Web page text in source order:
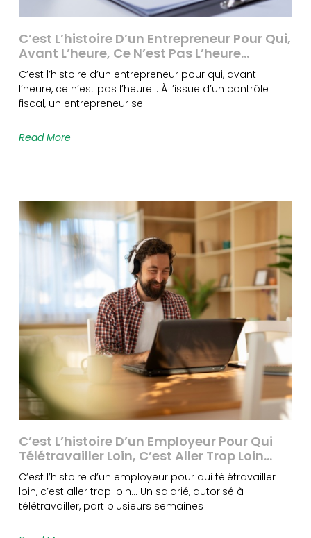
C’est L’histoire D’un Entrepreneur Pour Qui,
Avant L’heure, Ce N’est Pas L’heure…
C’est l’histoire d’un entrepreneur pour qui, avant
l’heure, ce n’est pas l’heure… À l’issue d’un contrôle
fiscal, un entrepreneur se
Read More
C’est L’histoire D’un Employeur Pour Qui
Télétravailler Loin, C’est Aller Trop Loin…
C’est l’histoire d’un employeur pour qui télétravailler
loin, c’est aller trop loin… Un salarié, autorisé à
télétravailler, part plusieurs semaines